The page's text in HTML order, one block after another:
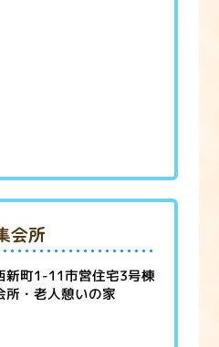
会所
新町1-11市営住宅3号棟
・老人憩いの家